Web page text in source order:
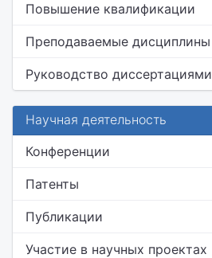
Повышение квалификации
Преподаваемые дисциплины
Руководство диссертациями
Научная деятельность
Конференции
Патенты
Публикации
Участие в научных проектах